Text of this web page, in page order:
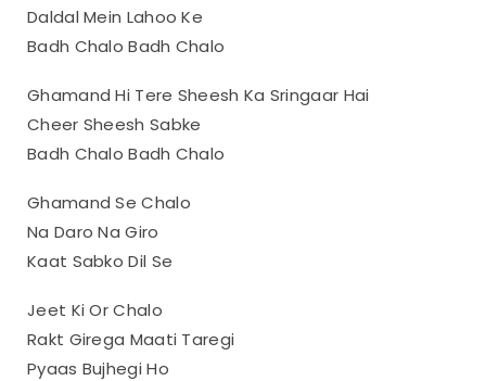
Daldal Mein Lahoo Ke
Badh Chalo Badh Chalo
Ghamand Hi Tere Sheesh Ka Sringaar Hai
Cheer Sheesh Sabke
Badh Chalo Badh Chalo
Ghamand Se Chalo
Na Daro Na Giro
Kaat Sabko Dil Se
Jeet Ki Or Chalo
Rakt Girega Maati Taregi
Pyaas Bujhegi Ho